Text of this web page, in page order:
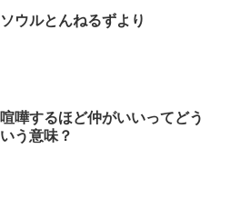
ソウルとんねるずより
喧嘩するほど仲がいいってどう
いう意味？